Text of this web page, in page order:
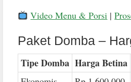
Video Menu & Porsi |
Paket Domba –
Tipe Domba Harga Betina